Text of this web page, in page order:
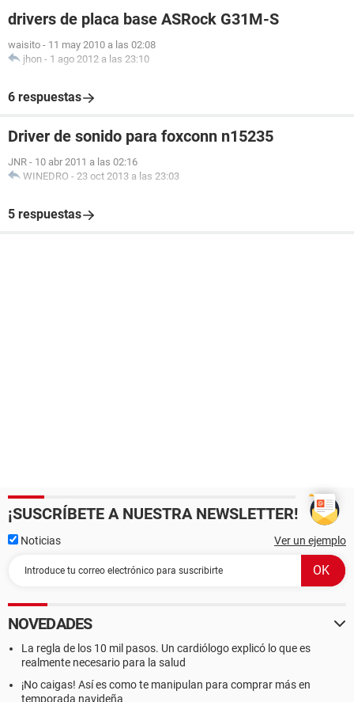
drivers de placa base ASRock G31M-S
waisito - 11 may 2010 a las 02:08
jhon - 1 ago 2012 a las 23:10
6 respuestas
Driver de sonido para foxconn n15235
JNR - 10 abr 2011 a las 02:16
WINEDRO - 23 oct 2013 a las 23:03
5 respuestas
¡SUSCRÍBETE A NUESTRA NEWSLETTER!
Noticias Ver un ejemplo
NOVEDADES
La regla de los 10 mil pasos. Un cardiólogo explicó lo que es
realmente necesario para la salud
¡No caigas! Así es como te manipulan para comprar más en
temporada navideña